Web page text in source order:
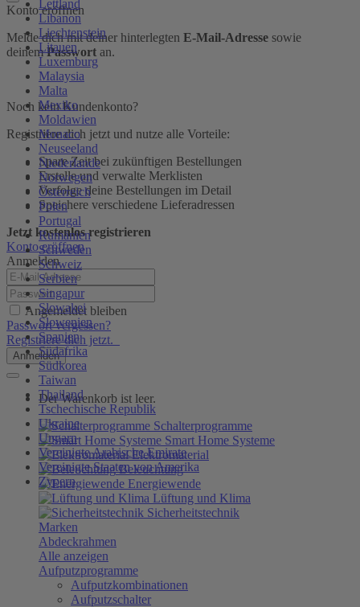
Lettland
Libanon
Liechtenstein
Litauen
Luxemburg
Malaysia
Malta
Mexiko
Moldawien
Monaco
Neuseeland
Niederlande
Norwegen
Österreich
Polen
Portugal
Rumänien
Schweden
Schweiz
Serbien
Singapur
Slowakei
Slowenien
Spanien
Südafrika
Südkorea
Taiwan
Thailand
Tschechische Republik
Ukraine
Ungarn
Vereinigte Arabische Emirate
Vereinigte Staaten von Amerika
Zypern
Konto eröffnen
Melde dich mit deiner hinterlegten E-Mail-Adresse sowie
deinemPasswort an.
Noch kein Kundenkonto?
Registriere dich jetzt und nutze alle Vorteile:
Spare Zeit bei zukünftigen Bestellungen
Erstelle und verwalte Merklisten
Verfolge deine Bestellungen im Detail
Speichere verschiedene Lieferadressen
Jetzt kostenlos registrieren
Konto eröffnen
Anmelden
Angemeldet bleiben
Passwort vergessen?
Registriere dich jetzt.
Anmelden
Der Warenkorb ist leer.
Schalterprogramme
Smart Home Systeme
Elektromaterial
Beleuchtung
Energiewende
Lüftung und Klima
Sicherheitstechnik
Marken
Abdeckrahmen
Alle anzeigen
Aufputzprogramme
Aufputzkombinationen
Aufputzschalter